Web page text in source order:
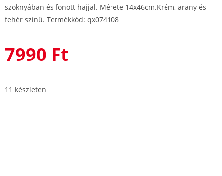
szoknyában és fonott hajjal. Mérete 14x46cm.Krém, arany és
fehér színű. Termékkód: qx074108
7990 Ft
11 készleten